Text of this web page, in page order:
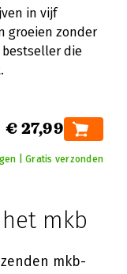
in vijf
groeien zonder
bestseller die
€ 27,99
| Gratis verzonden
mkb
mkb-